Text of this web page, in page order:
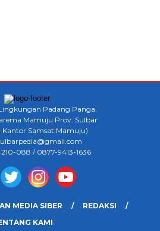
Padang Panga,
Mamuju Prov. Sulbar
Kantor Samsat Mamuju)
088 / 0877-9413-1636
MEDIA SIBER
REDAKSI
KAMI